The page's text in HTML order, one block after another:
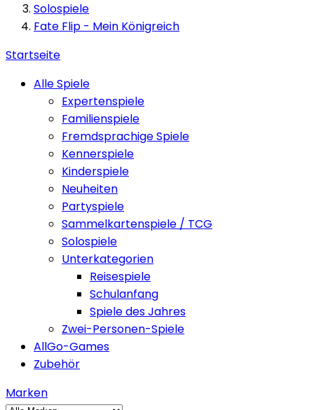
Solospiele
Fate Flip - Mein Königreich
Startseite
Alle Spiele
Expertenspiele
Familienspiele
Fremdsprachige Spiele
Kennerspiele
Kinderspiele
Neuheiten
Partyspiele
Sammelkartenspiele / TCG
Solospiele
Unterkategorien
Reisespiele
Schulanfang
Spiele des Jahres
Zwei-Personen-Spiele
AllGo-Games
Zubehör
Marken